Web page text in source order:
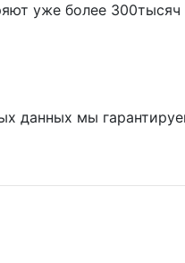
уже более 300тысяч
данных мы